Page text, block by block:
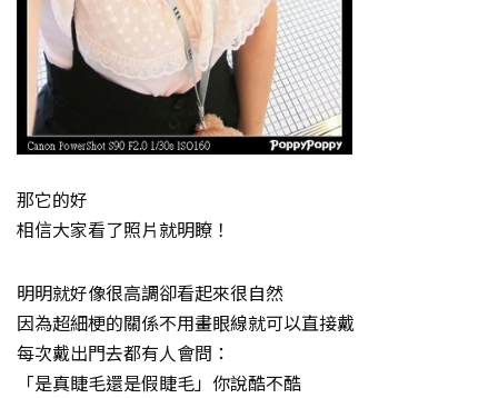
那它的好
相信大家看了照片就明瞭！
明明就好像很高調卻看起來很自然
因為超細梗的關係不用畫眼線就可以直接戴
每次戴出門去都有人會問：
「是真睫毛還是假睫毛」你說酷不酷